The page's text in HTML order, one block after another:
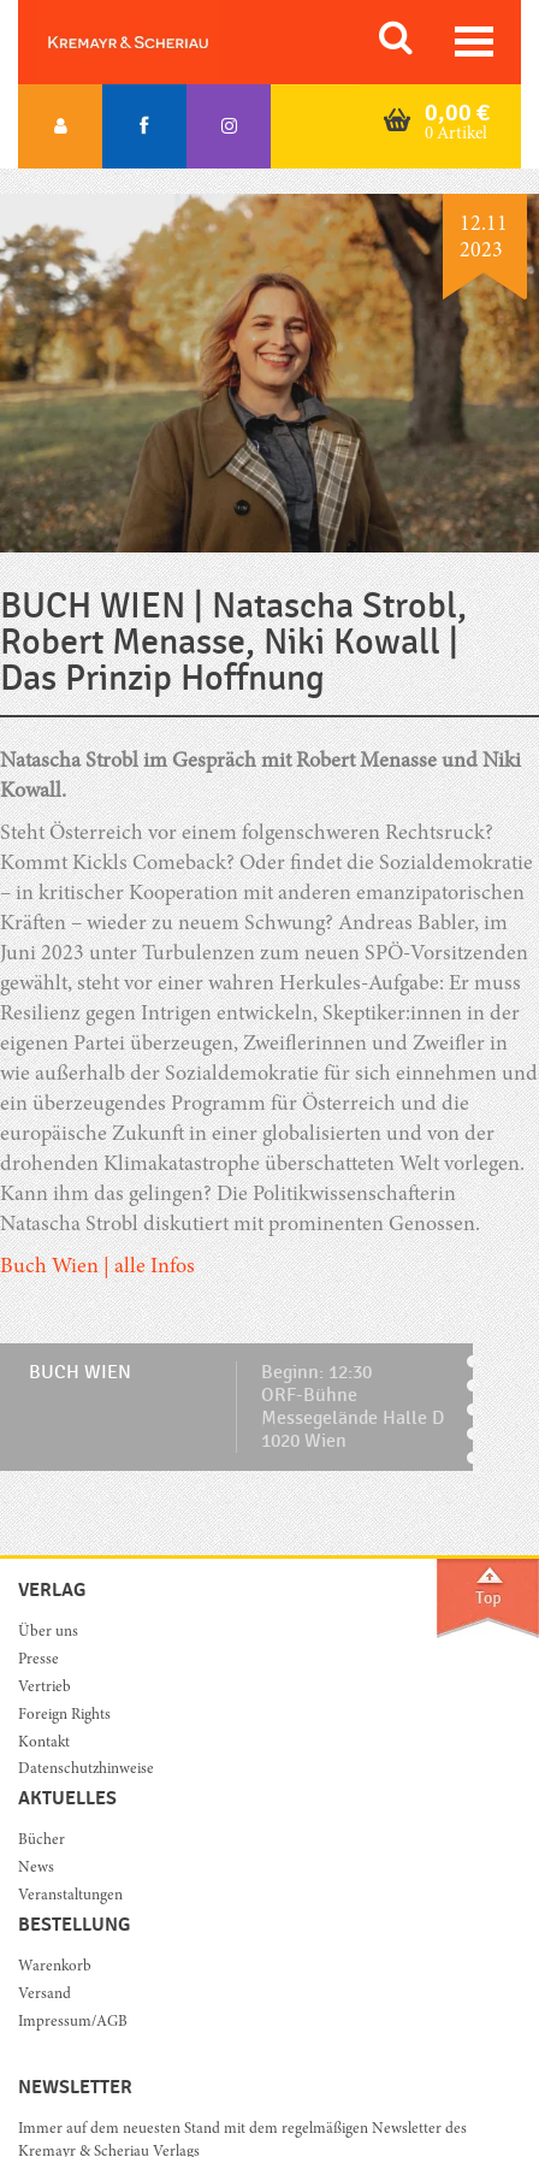
content
Orac K&S
0,00 €
0 Artikel
12.11
2023
BUCH WIEN | Natascha Strobl,
Robert Menasse, Niki Kowall |
Das Prinzip Hoffnung
Natascha Strobl im Gespräch mit Robert Menasse und Niki
Kowall.
Steht Österreich vor einem folgenschweren Rechtsruck?
Kommt Kickls Comeback? Oder findet die Sozialdemokratie
– in kritischer Kooperation mit anderen emanzipatorischen
Kräften – wieder zu neuem Schwung? Andreas Babler, im
Juni 2023 unter Turbulenzen zum neuen SPÖ-Vorsitzenden
gewählt, steht vor einer wahren Herkules-Aufgabe: Er muss
Resilienz gegen Intrigen entwickeln, Skeptiker:innen in der
eigenen Partei überzeugen, Zweiflerinnen und Zweifler in
wie außerhalb der Sozialdemokratie für sich einnehmen und
ein überzeugendes Programm für Österreich und die
europäische Zukunft in einer globalisierten und von der
drohenden Klimakatastrophe überschatteten Welt vorlegen.
Kann ihm das gelingen? Die Politikwissenschafterin
Natascha Strobl diskutiert mit prominenten Genossen.
Buch Wien | alle Infos
BUCH WIEN
Beginn: 12:30
ORF-Bühne
Messegelände Halle D
1020 Wien
VERLAG
Über uns
Presse
Vertrieb
Foreign Rights
Kontakt
Datenschutzhinweise
AKTUELLES
Bücher
News
Veranstaltungen
BESTELLUNG
Warenkorb
Versand
Impressum/AGB
NEWSLETTER
Immer auf dem neuesten Stand mit dem regelmäßigen Newsletter des
Kremayr & Scheriau Verlags